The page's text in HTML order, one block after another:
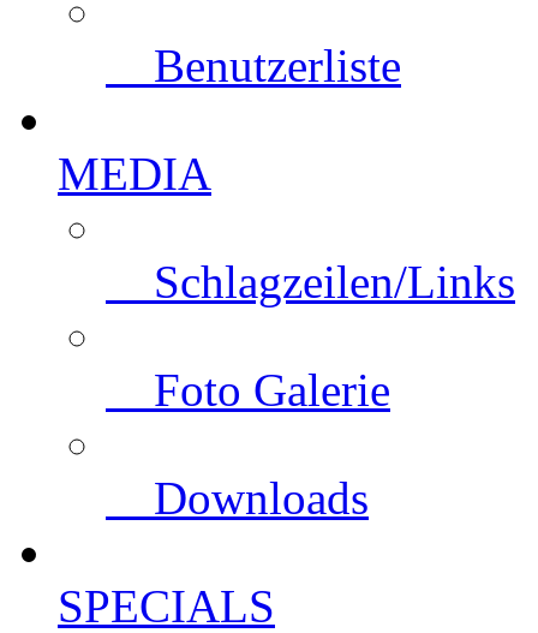
Benutzerliste
MEDIA
Schlagzeilen/Links
Foto Galerie
Downloads
SPECIALS